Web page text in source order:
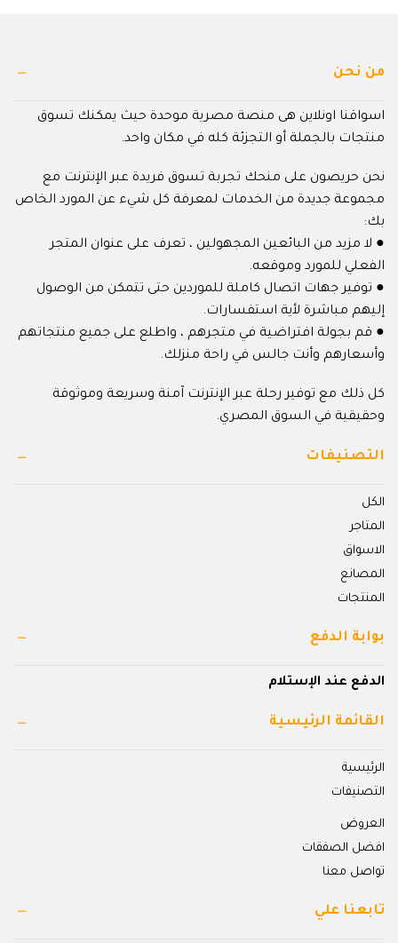
من نحن
اسواقنا اونلاين هى منصة مصرية موحدة حيث يمكنك تسوق
منتجات بالجملة أو التجزئة كله في مكان واحد.
نحن حريصون على منحك تجربة تسوق فريدة عبر الإنترنت مع
مجموعة جديدة من الخدمات لمعرفة كل شيء عن المورد الخاص
بك:
● لا مزيد من البائعين المجهولين ، تعرف على عنوان المتجر
الفعلي للمورد وموقعه.
● توفير جهات اتصال كاملة للموردين حتى تتمكن من الوصول
إليهم مباشرة لأية استفسارات.
● قم بجولة افتراضية في متجرهم ، واطلع على جميع منتجاتهم
وأسعارهم وأنت جالس في راحة منزلك.
كل ذلك مع توفير رحلة عبر الإنترنت آمنة وسريعة وموثوقة
وحقيقية في السوق المصري.
التصنيفات
الكل
المتاجر
الاسواق
المصانع
المنتجات
بوابة الدفع
الدفع عند الإستلام
القائمة الرئيسية
الرئيسية
التصنيفات
العروض
افضل الصفقات
تواصل معنا
تابعنا علي